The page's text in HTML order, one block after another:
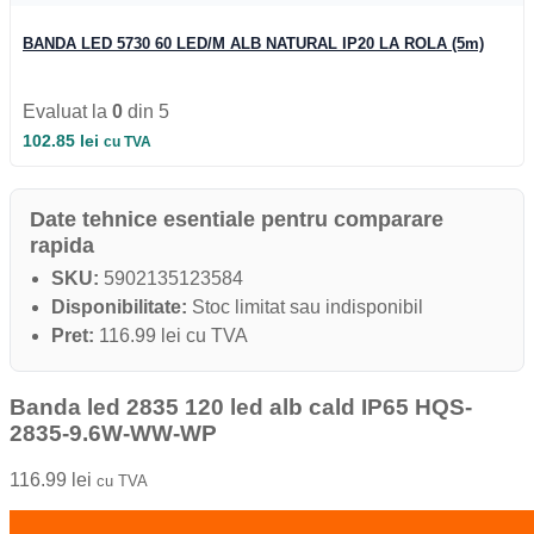
Iluminat Industrial LED
Iluminat Expozitii
Module LED
BANDA LED 5730 60 LED/M ALB NATURAL IP20 LA ROLA (5m)
Evaluat la 0 din 5
102.85 lei cu TVA
Date tehnice esentiale pentru comparare
rapida
SKU: 5902135123584
Disponibilitate: Stoc limitat sau indisponibil
Pret: 116.99 lei cu TVA
Banda led 2835 120 led alb cald IP65 HQS-
2835-9.6W-WW-WP
116.99 lei cu TVA